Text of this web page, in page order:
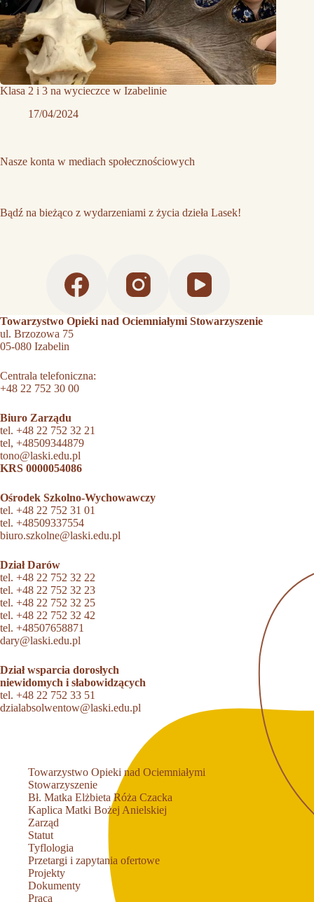
Klasa 2 i 3 na wycieczce w Izabelinie
17/04/2024
Nasze konta w mediach społecznościowych
Bądź na bieżąco z wydarzeniami z życia dzieła Lasek!
Towarzystwo Opieki nad Ociemniałymi Stowarzyszenie
ul. Brzozowa 75
05-080 Izabelin
Centrala telefoniczna:
+48 22 752 30 00
Biuro Zarządu
tel. +48 22 752 32 21
tel, +48509344879
tono@laski.edu.pl
KRS 0000054086
Ośrodek Szkolno-Wychowawczy
tel. +48 22 752 31 01
tel. +48509337554
biuro.szkolne@laski.edu.pl
Dział Darów
tel. +48 22 752 32 22
tel. +48 22 752 32 23
tel. +48 22 752 32 25
tel. +48 22 752 32 42
tel. +48507658871
dary@laski.edu.pl
Dział wsparcia dorosłych
niewidomych i słabowidzących
tel. +48 22 752 33 51
dzialabsolwentow@laski.edu.pl
Towarzystwo Opieki nad Ociemniałymi
Stowarzyszenie
Bł. Matka Elżbieta Róża Czacka
Kaplica Matki Bożej Anielskiej
Zarząd
Statut
Tyflologia
Przetargi i zapytania ofertowe
Projekty
Dokumenty
Praca